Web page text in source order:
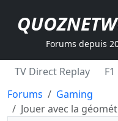
Forums depuis
TV Direct Replay
Forums
Gaming
Jouer avec la